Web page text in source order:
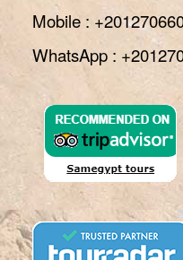
Mobile :
WhatsApp :